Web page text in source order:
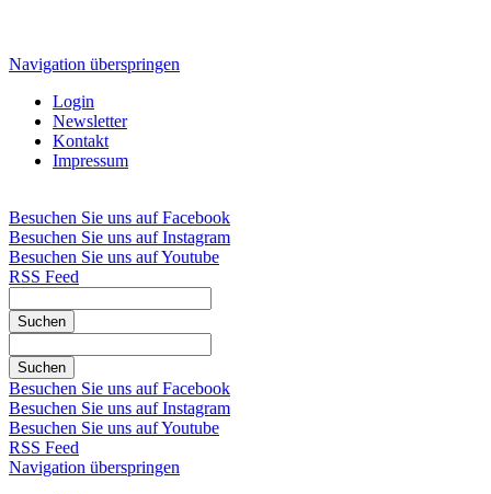
Navigation überspringen
Login
Newsletter
Kontakt
Impressum
Besuchen Sie uns auf Facebook
Besuchen Sie uns auf Instagram
Besuchen Sie uns auf Youtube
RSS Feed
Suchen
Suchen
Besuchen Sie uns auf Facebook
Besuchen Sie uns auf Instagram
Besuchen Sie uns auf Youtube
RSS Feed
Navigation überspringen